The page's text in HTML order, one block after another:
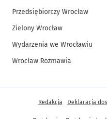
Przedsiębiorczy Wrocław
Zielony Wrocław
Wydarzenia we Wrocławiu
Wrocław Rozmawia
Inne informacje
Redakcja Deklaracja